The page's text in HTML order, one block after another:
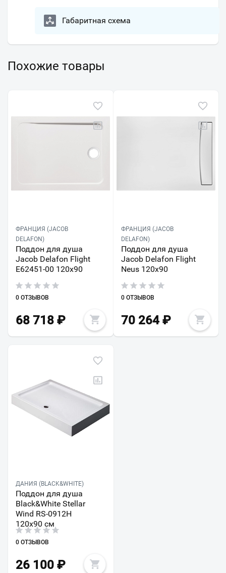
Габаритная схема
Похожие товары
ФРАНЦИЯ (JACOB
DELAFON)
Поддон для душа
Jacob Delafon Flight
E62451-00 120х90
0 ОТЗЫВОВ
68 718 ₽
ФРАНЦИЯ (JACOB
DELAFON)
Поддон для душа
Jacob Delafon Flight
Neus 120х90
0 ОТЗЫВОВ
70 264₽
ДАНИЯ (BLACK&WHITE)
Поддон для душа
Black&White Stellar
Wind RS-0912H
120х90 см
0 ОТЗЫВОВ
26 100 ₽